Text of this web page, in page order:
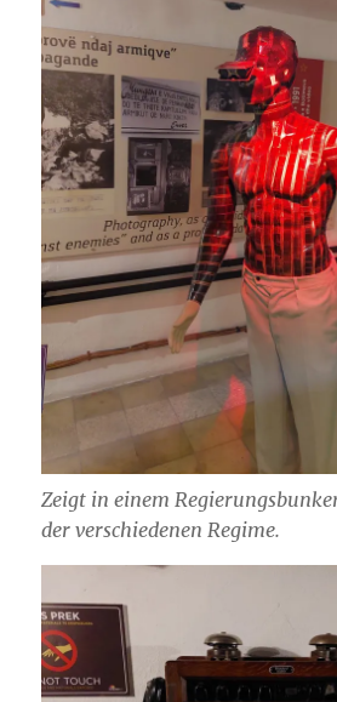
Zeigt in einem
der verschiedenen Regime.